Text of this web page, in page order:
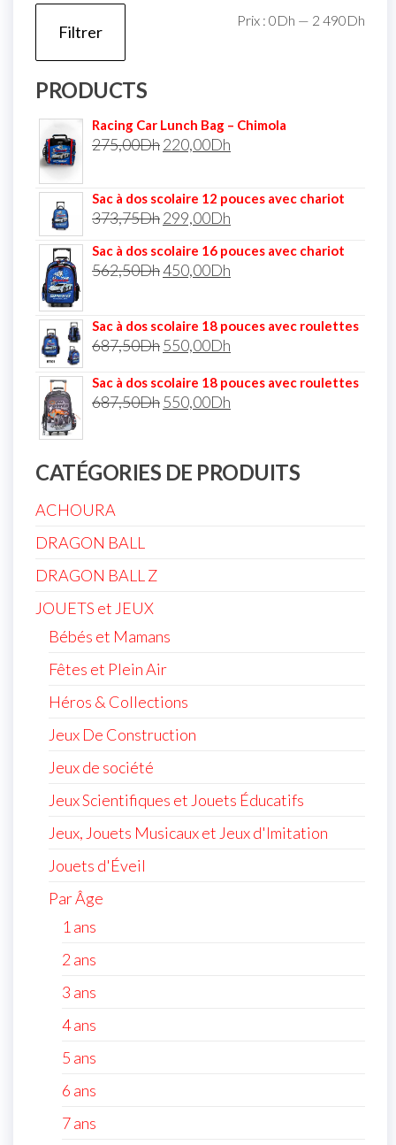
Filtrer
Prix : 0Dh — 2 490Dh
PRODUCTS
Racing Car Lunch Bag – Chimola
275,00Dh220,00Dh
Sac à dos scolaire 12 pouces avec chariot
373,75Dh299,00Dh
Sac à dos scolaire 16 pouces avec chariot
562,50Dh450,00Dh
Sac à dos scolaire 18 pouces avec roulettes
687,50Dh550,00Dh
Sac à dos scolaire 18 pouces avec roulettes
687,50Dh550,00Dh
CATÉGORIES DE PRODUITS
ACHOURA
DRAGON BALL
DRAGON BALL Z
JOUETS et JEUX
Bébés et Mamans
Fêtes et Plein Air
Héros & Collections
Jeux De Construction
Jeux de société
Jeux Scientifiques et Jouets Éducatifs
Jeux, Jouets Musicaux et Jeux d'Imitation
Jouets d'Éveil
Par Âge
1 ans
2 ans
3 ans
4 ans
5 ans
6 ans
7 ans